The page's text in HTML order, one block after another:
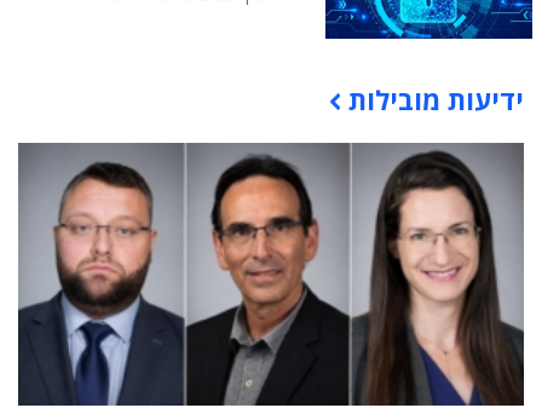
תוכן פרסומי
ידיעות מובילות